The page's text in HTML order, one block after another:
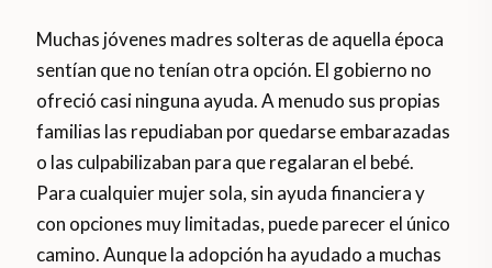
Muchas jóvenes madres solteras de aquella época
sentían que no tenían otra opción. El gobierno no
ofreció casi ninguna ayuda. A menudo sus propias
familias las repudiaban por quedarse embarazadas
o las culpabilizaban para que regalaran el bebé.
Para cualquier mujer sola, sin ayuda financiera y
con opciones muy limitadas, puede parecer el único
camino. Aunque la adopción ha ayudado a muchas